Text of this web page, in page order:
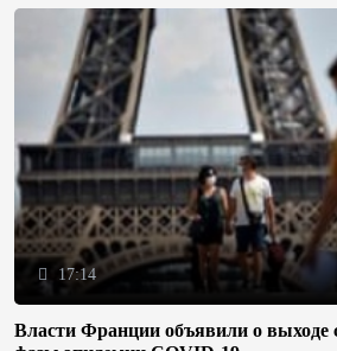
17:14
Власти Франции объявили о выходе